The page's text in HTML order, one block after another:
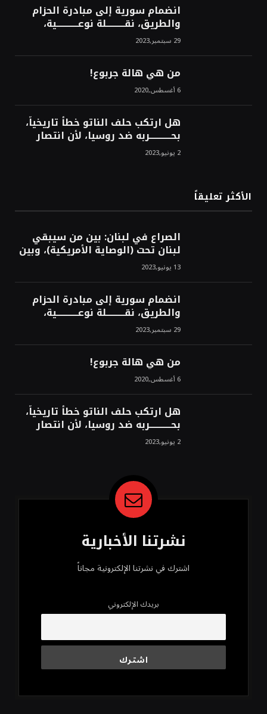
انضمام سورية إلى مبادرة الحزام
والطريق، نقــــــــــلة نوعــــــــــــية،
استراتيجية، تاريخية، نهائية، نحو
الشرق!محمد محسن29 سبتمبر,2023
من هي هالة جربوع!
6 أغسطس,2020
هل ارتكب حلف الناتو خطأً تاريخياً،
بحــــــــــــربه ضد روسيا، لأن انتصار
روسيا الحتمي، سيفتت الناتو!محمد
محسن 2 يونيو,2023
الأكثر تعليقاً
الصراع في لبنان: بين من سيبقي
لبنان تحت (الوصاية الأمريكية)، وبين
من سيخرج لبنان من النفق الغربي!
محمد محسن13 يونيو,2023
انضمام سورية إلى مبادرة الحزام
والطريق، نقــــــــــلة نوعــــــــــــية،
استراتيجية، تاريخية، نهائية، نحو
الشرق!محمد محسن29 سبتمبر,2023
من هي هالة جربوع!
6 أغسطس,2020
هل ارتكب حلف الناتو خطأً تاريخياً،
بحــــــــــــربه ضد روسيا، لأن انتصار
روسيا الحتمي، سيفتت الناتو!محمد
محسن 2 يونيو,2023
نشرتنا الأخبارية
اشترك في نشرتنا الإلكترونية مجاناً
بريدك الإلكتروني